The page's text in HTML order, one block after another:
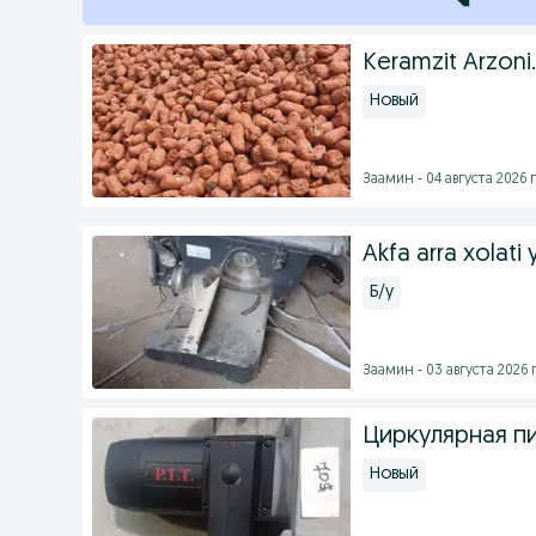
Keramzit Arzoni.
Новый
Заамин - 04 августа 2026
Akfa arra xolati
Б/у
Заамин - 03 августа 2026
Циркулярная
Новый